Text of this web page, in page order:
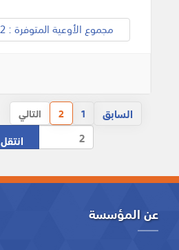
مجموع الأوعية المتوفرة : 2
السابق 1
2 التالي
انتقل
عن المؤسسة